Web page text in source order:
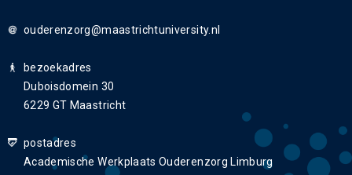
ouderenzorg
bezoekadres
Duboisdomein 30
6229 GT Maastricht
postadres
Academische Werkplaats Ouderenzorg Limburg